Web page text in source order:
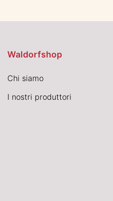
Waldorfshop
Chi siamo
I nostri produttori